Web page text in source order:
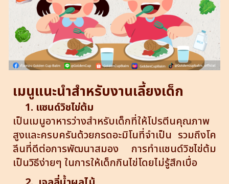
เมนูแนะนำสำหรับงานเลี้ยงเด็ก
1. แซนด์วิชไข่ต้ม
เป็นเมนูอาหารว่างสำหรับเด็กที่ให้โปรตีนคุณภาพ
สูงและครบครันด้วยกรดอะมิโนที่จำเป็น รวมถึงโค
ลีนที่ดีต่อการพัฒนาสมอง การทำแซนด์วิชไข่ต้ม
เป็นวิธีง่ายๆ ในการให้เด็กกินไข่โดยไม่รู้สึกเบื่อ